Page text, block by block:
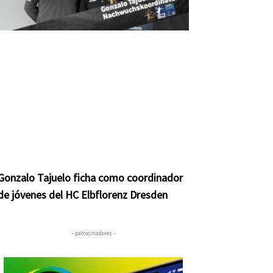
Tajuelo ficha como coordinador
jóvenes del HC Elbflorenz Dresden
– patrocinadores –